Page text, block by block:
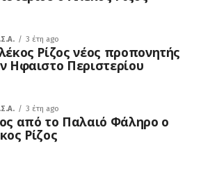
3 έτη ago
Ρίζος νέος προπονητής
Ηφαιστο Περιστερίου
3 έτη ago
από το Παλαιό Φάληρο ο
Ρίζος